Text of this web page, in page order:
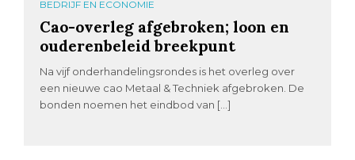
BEDRIJF EN ECONOMIE
Cao-overleg afgebroken; loon en
ouderenbeleid breekpunt
Na vijf onderhandelingsrondes is het overleg over
een nieuwe cao Metaal & Techniek afgebroken. De
bonden noemen het eindbod van […]